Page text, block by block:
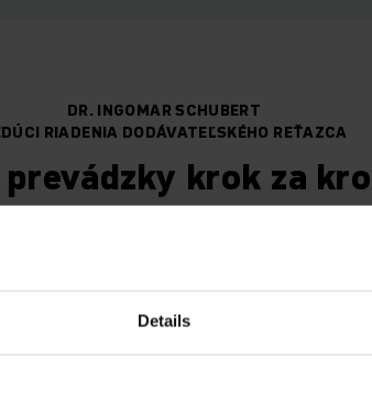
Details
DR. INGOMAR SCHUBERT
RIADENIA DODÁVATEĽSKÉHO REŤAZCA
prevádzky krok za
Umožňuje nám
priestory ešte